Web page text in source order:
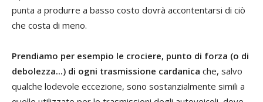
punta a produrre a basso costo dovrà accontentarsi di ciò
che costa di meno.
Prendiamo per esempio le crociere, punto di forza (o di
debolezza...) di ogni trasmissione cardanica che, salvo
qualche lodevole eccezione, sono sostanzialmente simili a